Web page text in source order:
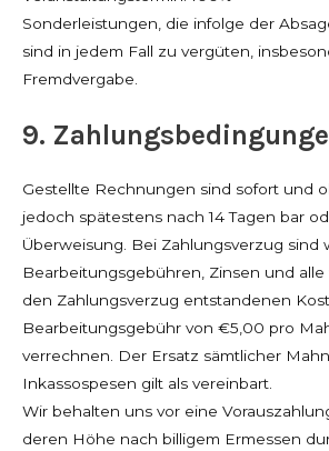
Sonderleistungen, die infolge der
sind in jedem Fall zu vergüten,
Fremdvergabe.
9.
Gestellte Rechnungen sind sofort und
jedoch spätestens nach 14 Tagen bar
Überweisung. Bei Zahlungsverzug sind
Bearbeitungsgebühren, Zinsen und
den Zahlungsverzug entstandenen
Bearbeitungsgebühr von €5,00 pro
verrechnen. Der Ersatz sämtlicher
Inkassospesen gilt als vereinbart.
Wir behalten uns vor eine
deren Höhe nach billigem Ermessen